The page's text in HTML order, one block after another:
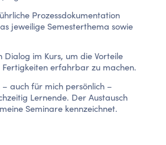
Prozessdokumentation
jeweilige Semesterthema sowie
im Kurs, um die Vorteile
erfahrbar zu machen.
auch für mich persönlich –
Lernende. Der Austausch
Seminare kennzeichnet.